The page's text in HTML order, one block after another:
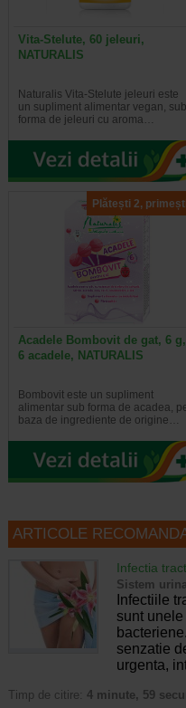
Vita-Stelute, 60 jeleuri,
NATURALIS
Naturalis Vita-Stelute jeleuri este
un supliment alimentar vegan, sub
forma de jeleuri cu aroma…
Plătești 2,
Acadele Bombovit de gat, 6 g,
6 acadele, NATURALIS
Bombovit este un supliment
alimentar sub forma de acadea,
baza de ingrediente de origine…
ARTICOLE
Infectia
Sistem
Infectiile
sunt
senzatie
urgenta,
Timp de citire: 4 minute, 59